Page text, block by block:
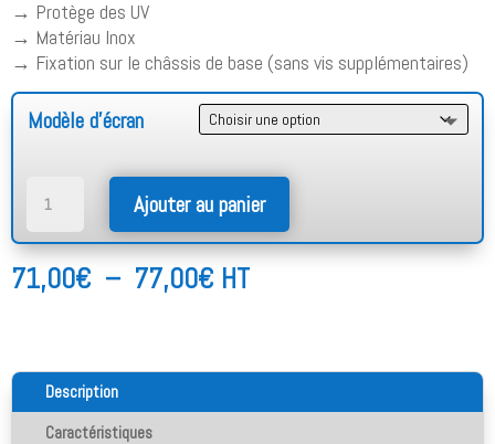
→ Protège des UV
→ Matériau Inox
→ Fixation sur le châssis de base (sans vis supplémentaires)
Modèle d'écran
Casquette
de
protection
Ajouter au panier
71,00€ – 77,00€ Plage
à
77,00€
HT
Description
Caractéristiques